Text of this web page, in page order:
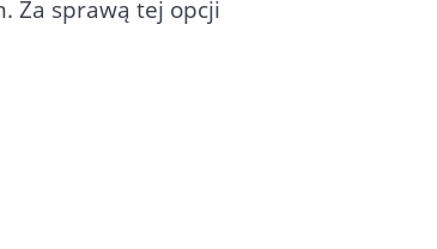
Za sprawą tej opcji